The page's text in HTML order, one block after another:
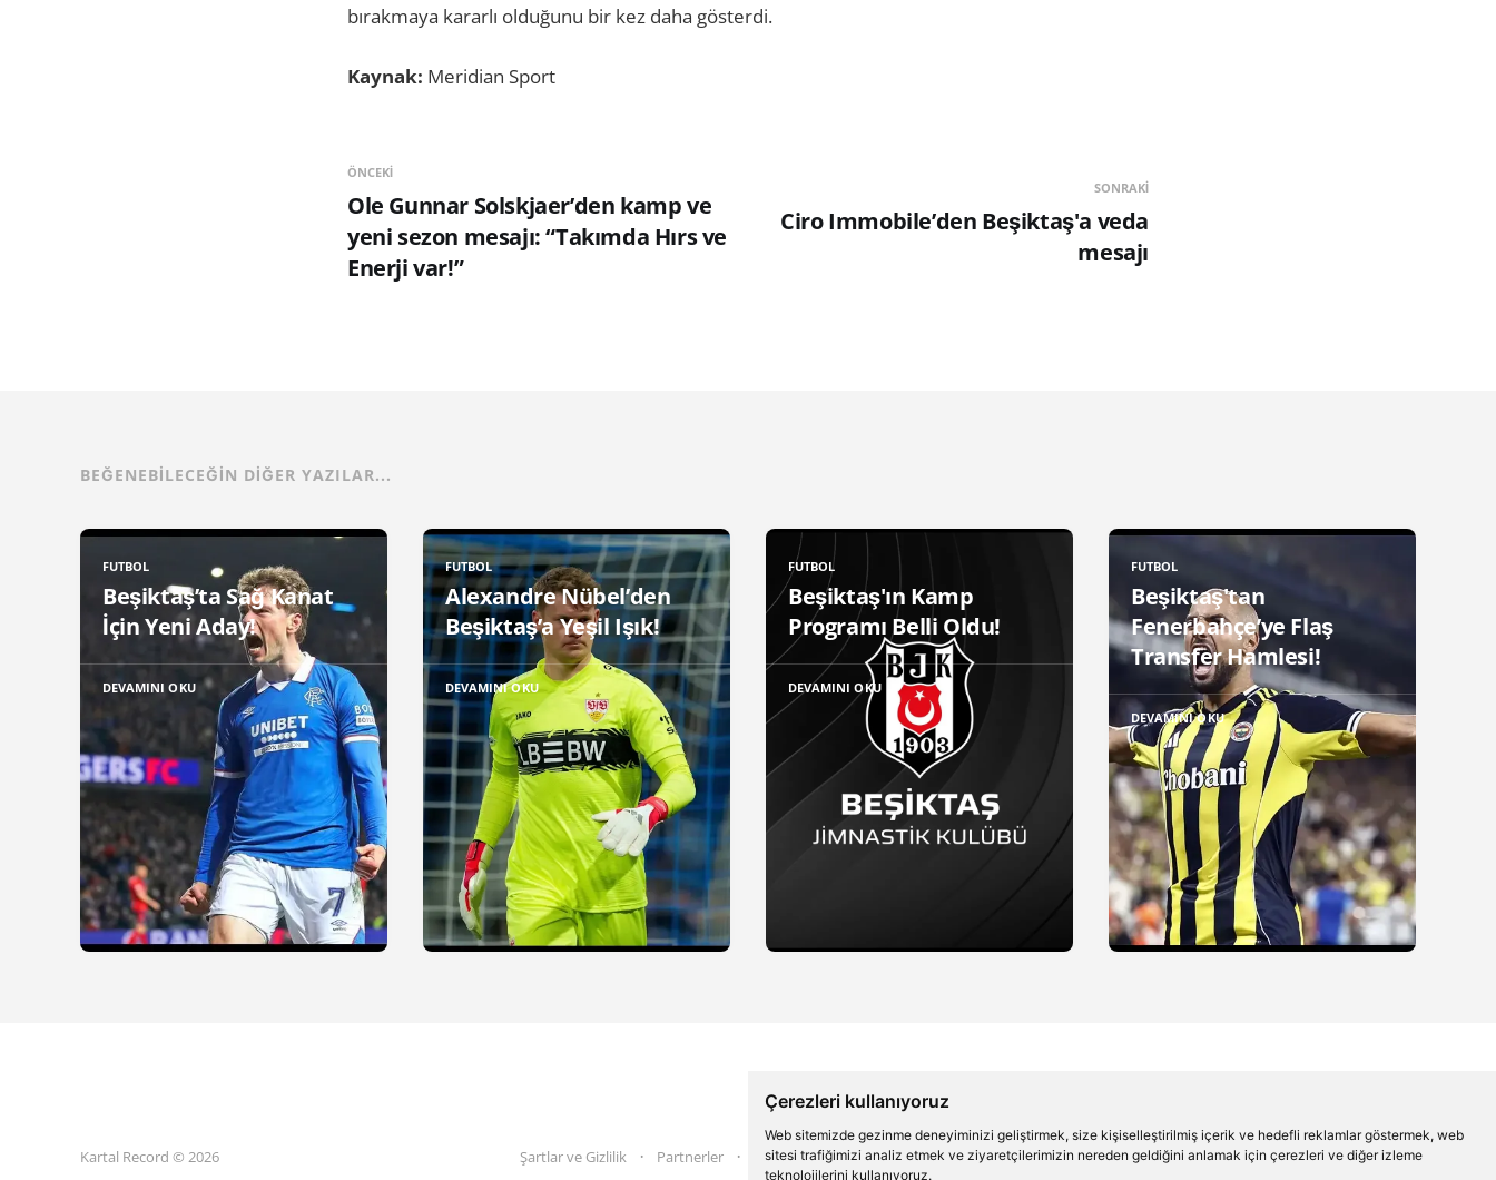
Çerezleri kullanıyoruz
Web sitemizde gezinme deneyiminizi geliştirmek, size kişiselleştirilmiş içerik ve hedefli reklamlar göstermek, web
sitesi trafiğimizi analiz etmek ve ziyaretçilerimizin nereden geldiğini anlamak için çerezleri ve diğer izleme
teknolojilerini kullanıyoruz.
bırakmaya kararlı olduğunu bir kez daha gösterdi.
Kaynak: Meridian Sport
ÖNCEKI
Ole Gunnar Solskjaer’den kamp ve
yeni sezon mesajı: “Takımda Hırs ve
Enerji var!”
SONRAKI
Ciro Immobile’den Beşiktaş'a veda
mesajı
BEĞENEBILECEĞIN DIĞER YAZILAR...
FUTBOL
Beşiktaş’ta Sağ Kanat
İçin Yeni Aday!
DEVAMINI OKU
FUTBOL
Alexandre Nübel’den
Beşiktaş’a Yeşil Işık!
DEVAMINI OKU
FUTBOL
Beşiktaş'ın Kamp
Programı Belli Oldu!
DEVAMINI OKU
FUTBOL
Beşiktaş'tan
Fenerbahçe’ye Flaş
Transfer Hamlesi!
DEVAMINI OKU
Kartal Record © 2026 Şartlar ve Gizlilik Partnerler İletişim Twitter Instagram Beşiktaş'ın Medyası